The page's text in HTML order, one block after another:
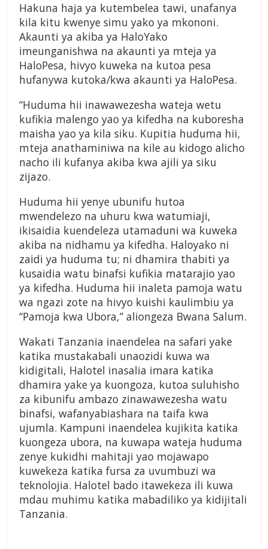
Hakuna haja ya kutembelea tawi, unafanya
kila kitu kwenye simu yako ya mkononi.
Akaunti ya akiba ya HaloYako
imeunganishwa na akaunti ya mteja ya
HaloPesa, hivyo kuweka na kutoa pesa
hufanywa kutoka/kwa akaunti ya HaloPesa.
“Huduma hii inawawezesha wateja wetu
kufikia malengo yao ya kifedha na kuboresha
maisha yao ya kila siku. Kupitia huduma hii,
mteja anathaminiwa na kile au kidogo alicho
nacho ili kufanya akiba kwa ajili ya siku
zijazo.
Huduma hii yenye ubunifu hutoa
mwendelezo na uhuru kwa watumiaji,
ikisaidia kuendeleza utamaduni wa kuweka
akiba na nidhamu ya kifedha. Haloyako ni
zaidi ya huduma tu; ni dhamira thabiti ya
kusaidia watu binafsi kufikia matarajio yao
ya kifedha. Huduma hii inaleta pamoja watu
wa ngazi zote na hivyo kuishi kaulimbiu ya
“Pamoja kwa Ubora,” aliongeza Bwana Salum.
Wakati Tanzania inaendelea na safari yake
katika mustakabali unaozidi kuwa wa
kidigitali, Halotel inasalia imara katika
dhamira yake ya kuongoza, kutoa suluhisho
za kibunifu ambazo zinawawezesha watu
binafsi, wafanyabiashara na taifa kwa
ujumla. Kampuni inaendelea kujikita katika
kuongeza ubora, na kuwapa wateja huduma
zenye kukidhi mahitaji yao mojawapo
kuwekeza katika fursa za uvumbuzi wa
teknolojia. Halotel bado itawekeza ili kuwa
mdau muhimu katika mabadiliko ya kidijitali
Tanzania.